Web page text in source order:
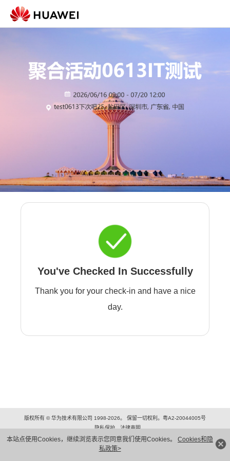
本站点使用Cookies，继续浏览表示您同意我们使用Cookies。 Cookies和隐
私政策>
You've Checked In Successfully
Thank you for your check-in and have a nice
day.
版权所有 © 华为技术有限公司 1998-2026。 保留一切权利。粤A2-20044005号
隐私保护
法律声明